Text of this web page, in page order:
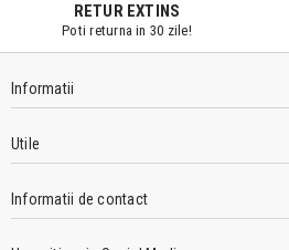
RETUR EXTINS
Poti returna in 30 zile!
Informatii
Utile
Informatii de contact